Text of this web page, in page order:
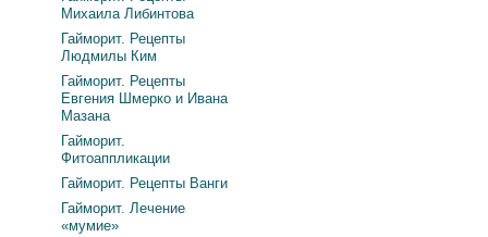
Михаила Либинтова
Гайморит. Рецепты
Людмилы Ким
Гайморит. Рецепты
Евгения Шмерко и Ивана
Мазана
Гайморит.
Фитоаппликации
Гайморит. Рецепты Ванги
Гайморит. Лечение
«мумие»